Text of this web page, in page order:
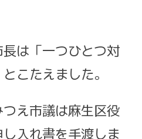
は「一つひとつ対
こたえました。
え市議は麻生区役
入れ書を手渡しま